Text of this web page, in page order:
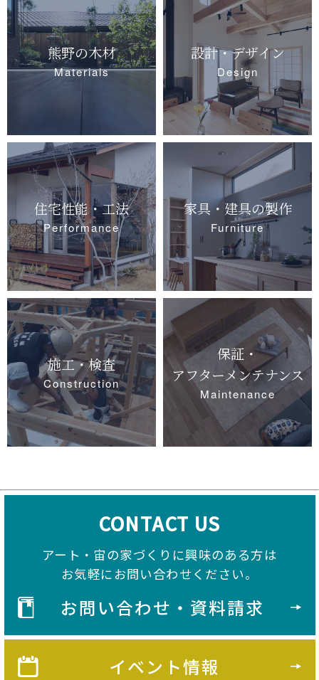
熊野の木材
Materials
設計・デザイン
Design
住宅性能・工法
Performance
家具・建具の製作
Furniture
施工・検査
Construction
保証・
アフターメンテナンス
Maintenance
CONTACT US
アート・宙の家づくりに興味のある方は
お気軽にお問い合わせください。
お問い合わせ・資料請求
イベント情報